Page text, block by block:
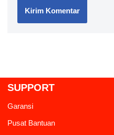
SUPPORT
Garansi
Pusat Bantuan